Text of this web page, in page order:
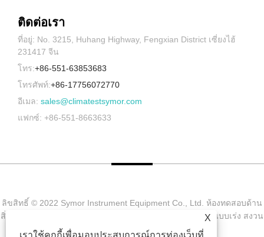
ติดต่อเรา
ที่อยู่: No. 3215, Huhang Highway, Fengxian District เซี่ยงไฮ้
231417 จีน
โทร:+86-551-63853683
โทรศัพท์:+86-17756072770
อีเมล: sales@climatestsymor.com
แฟกซ์: +86-551-8663633
ลิขสิทธิ์ © 2022 Symor Instrument Equipment Co., Ltd. ห้องทดสอบด้าน
สิ่งแวดล้อม, ตู้แห้งแบบอิเล็กทรอนิกส์, ห้องทดสอบการผุกร่อนแบบเร่ง สงวน
X
เราใช้คุกกี้เพื่อมอบประสบการณ์การท่องเว็บที่